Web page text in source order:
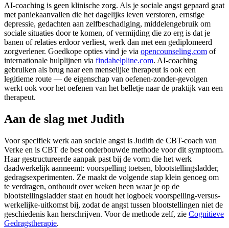
AI-coaching is geen klinische zorg. Als je sociale angst gepaard gaat
met paniekaanvallen die het dagelijks leven verstoren, ernstige
depressie, gedachten aan zelfbeschadiging, middelengebruik om
sociale situaties door te komen, of vermijding die zo erg is dat je
banen of relaties erdoor verliest, werk dan met een gediplomeerd
zorgverlener. Goedkope opties vind je via opencounseling.com of
internationale hulplijnen via findahelpline.com. AI-coaching
gebruiken als brug naar een menselijke therapeut is ook een
legitieme route — de eigenschap van oefenen-zonder-gevolgen
werkt ook voor het oefenen van het belletje naar de praktijk van een
therapeut.
Aan de slag met Judith
Voor specifiek werk aan sociale angst is Judith de CBT-coach van
Verke en is CBT de best onderbouwde methode voor dit symptoom.
Haar gestructureerde aanpak past bij de vorm die het werk
daadwerkelijk aanneemt: voorspelling toetsen, blootstellingsladder,
gedragsexperimenten. Ze maakt de volgende stap klein genoeg om
te verdragen, onthoudt over weken heen waar je op de
blootstellingsladder staat en houdt het logboek voorspelling-versus-
werkelijke-uitkomst bij, zodat de angst tussen blootstellingen niet de
geschiedenis kan herschrijven. Voor de methode zelf, zie Cognitieve
Gedragstherapie.